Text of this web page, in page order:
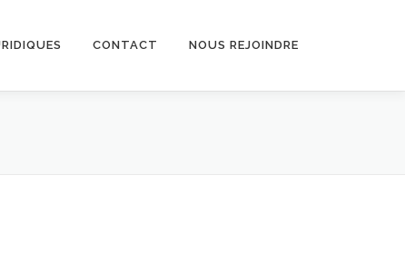
CONTACT NOUS REJOINDRE